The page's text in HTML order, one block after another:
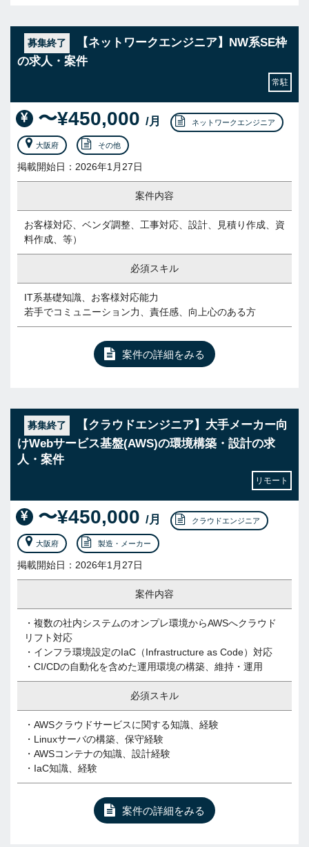
募集終了
【ネットワークエンジニア】NW系SE枠
の求人・案件
常駐
〜¥450,000 /月 ネットワークエンジニア
大阪府 その他
掲載開始日：2026年1月27日
案件内容
お客様対応、ベンダ調整、工事対応、設計、見積り作成、資
料作成、等）
必須スキル
IT系基礎知識、お客様対応能力
若手でコミュニーション力、責任感、向上心のある方
案件の詳細をみる
募集終了
【クラウドエンジニア】大手メーカー向
けWebサービス基盤(AWS)の環境構築・設計の求
人・案件
リモート
〜¥450,000 /月 クラウドエンジニア
大阪府 製造・メーカー
掲載開始日：2026年1月27日
案件内容
・複数の社内システムのオンプレ環境からAWSへクラウド
リフト対応
・インフラ環境設定のIaC（Infrastructure as Code）対応
・CI/CDの自動化を含めた運用環境の構築、維持・運用
必須スキル
・AWSクラウドサービスに関する知識、経験
・Linuxサーバの構築、保守経験
・AWSコンテナの知識、設計経験
・IaC知識、経験
案件の詳細をみる